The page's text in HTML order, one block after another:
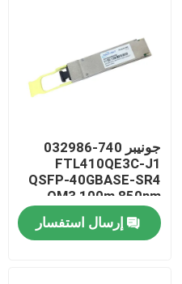
مسكن
منتجات
جونيبر 740-032986
FTL410QE3C-J1
QSFP-40GBASE-SR4
OM3 100m 850nm
معدات الألياف الضوئية
Finisarإرسال استفسار